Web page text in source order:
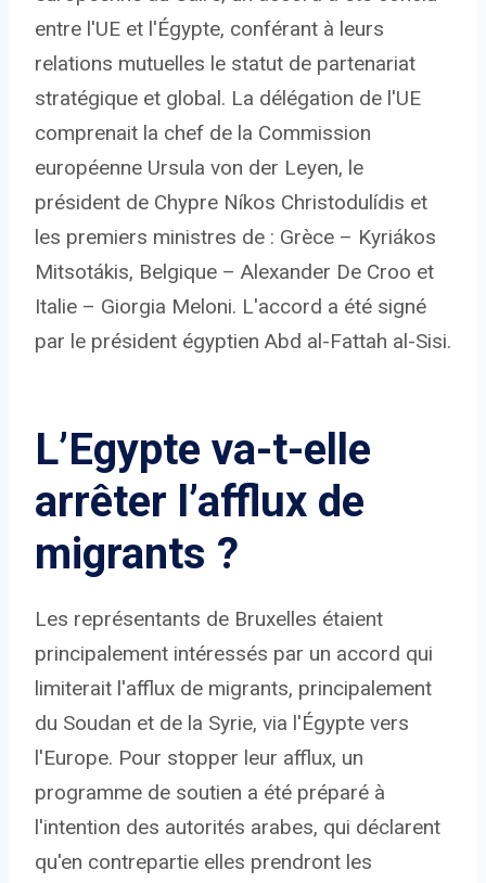
entre l'UE et l'Égypte, conférant à leurs
relations mutuelles le statut de partenariat
stratégique et global. La délégation de l'UE
comprenait la chef de la Commission
européenne Ursula von der Leyen, le
président de Chypre Níkos Christodulídis et
les premiers ministres de : Grèce – Kyriákos
Mitsotákis, Belgique – Alexander De Croo et
Italie – Giorgia Meloni. L'accord a été signé
par le président égyptien Abd al-Fattah al-Sisi.
L’Egypte va-t-elle
arrêter l’afflux de
migrants ?
Les représentants de Bruxelles étaient
principalement intéressés par un accord qui
limiterait l'afflux de migrants, principalement
du Soudan et de la Syrie, via l'Égypte vers
l'Europe. Pour stopper leur afflux, un
programme de soutien a été préparé à
l'intention des autorités arabes, qui déclarent
qu'en contrepartie elles prendront les